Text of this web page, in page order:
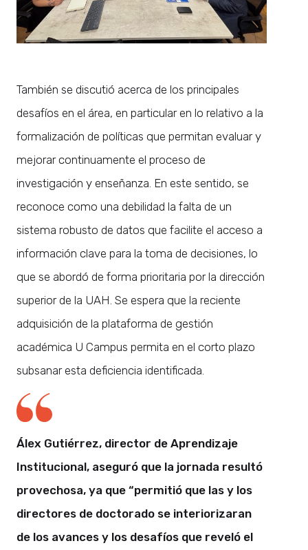
También se discutió acerca de los principales
desafíos en el área, en particular en lo relativo a la
formalización de políticas que permitan evaluar y
mejorar continuamente el proceso de
investigación y enseñanza. En este sentido, se
reconoce como una debilidad la falta de un
sistema robusto de datos que facilite el acceso a
información clave para la toma de decisiones, lo
que se abordó de forma prioritaria por la dirección
superior de la UAH. Se espera que la reciente
adquisición de la plataforma de gestión
académica U Campus permita en el corto plazo
subsanar esta deficiencia identificada.
Álex Gutiérrez, director de Aprendizaje
Institucional, aseguró que la jornada resultó
provechosa, ya que “permitió que las y los
directores de doctorado se interiorizaran
de los avances y los desafíos que reveló el